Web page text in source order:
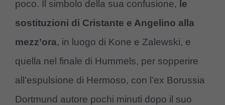
poco. Il simbolo della sua confusione, le
sostituzioni di Cristante e Angelino alla
mezz’ora, in luogo di Kone e Zalewski, e
quella nel finale di Hummels, per sopperire
all’espulsione di Hermoso, con l’ex Borussia
Dortmund autore pochi minuti dopo il suo